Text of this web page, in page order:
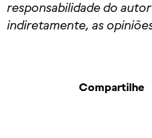
responsabilidade do
indiretamente, as
Compartilhe